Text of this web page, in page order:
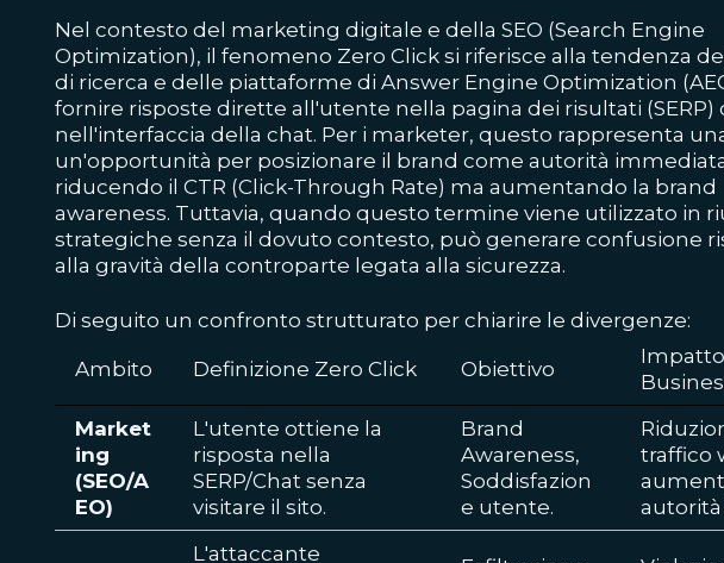
Nel contesto del marketing digitale e della SEO (Search Engine
Optimization), il fenomeno Zero Click si riferisce alla tendenza
di ricerca e delle piattaforme di Answer Engine Optimization
fornire risposte dirette all'utente nella pagina dei risultati (SERP)
nell'interfaccia della chat. Per i marketer, questo rappresenta
un'opportunità per posizionare il brand come autorità
riducendo il CTR (Click-Through Rate) ma aumentando la brand
awareness. Tuttavia, quando questo termine viene utilizzato in
strategiche senza il dovuto contesto, può generare confusione
alla gravità della controparte legata alla sicurezza.
Di seguito un confronto strutturato per chiarire le divergenze:
Ambito Definizione Zero Click Obiettivo
Market
ing
(SEO/A
EO)
L'utente ottiene la
risposta nella
SERP/Chat senza
visitare il sito.
Brand
Awareness,
Soddisfazion
e utente.
traffico
autorità
L'attaccante